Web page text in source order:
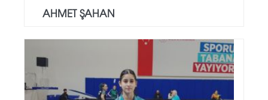
AHMET ŞAHAN